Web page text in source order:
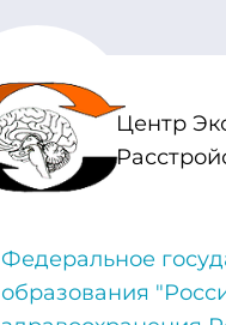
Центр
Федеральное
образования